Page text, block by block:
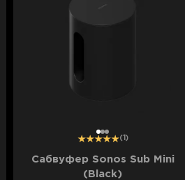
12 3 (1)
Сабвуфер Sonos Sub Mini
(Black)